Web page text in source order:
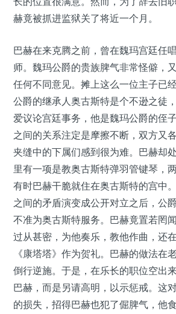
赫竟被抓进监狱关了将近一个月。
巴赫在来克腾之前，曾在魏玛宫廷任
师。魏玛公爵的贵族脾气非常怪僻，
任何不同意见。摊上这么一位主子已
公爵的继承人奥古斯特是个不逊之徒
爱议论宫廷事务，他是魏玛公爵的侄
之间的关系注定是摩擦不断，双方又
夹缝中的下属们感到很为难。巴赫却
里有一项是教奥古斯特弹羽管键琴，
有时巴赫干脆就住在奥古斯特的宫中
之间的矛盾演变成公开对立之后，公
不准为奥古斯特服务。巴赫竟置若罔
过从甚密，为他奏乐，教他作曲，还
《康塔塔》作为贺礼。巴赫的做法在
倒行逆施。于是，在乐长的职位空出
巴赫，而是另请高明，以示惩戒。这
的损失，招得巴赫也犯了倔脾气，他